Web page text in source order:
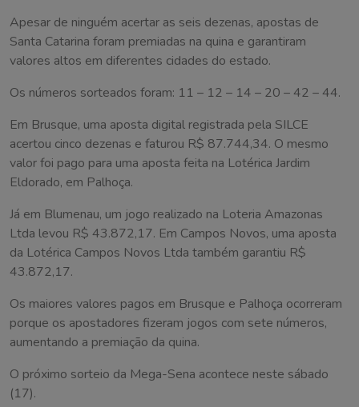
Apesar de ninguém acertar as seis dezenas, apostas de
Santa Catarina foram premiadas na quina e garantiram
valores altos em diferentes cidades do estado.
Os números sorteados foram: 11 – 12 – 14 – 20 – 42 – 44.
Em Brusque, uma aposta digital registrada pela SILCE
acertou cinco dezenas e faturou R$ 87.744,34. O mesmo
valor foi pago para uma aposta feita na Lotérica Jardim
Eldorado, em Palhoça.
Já em Blumenau, um jogo realizado na Loteria Amazonas
Ltda levou R$ 43.872,17. Em Campos Novos, uma aposta
da Lotérica Campos Novos Ltda também garantiu R$
43.872,17.
Os maiores valores pagos em Brusque e Palhoça ocorreram
porque os apostadores fizeram jogos com sete números,
aumentando a premiação da quina.
O próximo sorteio da Mega-Sena acontece neste sábado
(17).